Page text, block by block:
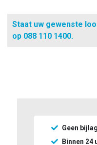
Staat uw gewenste
op 088 110 1400.
Geen
Binnen 24